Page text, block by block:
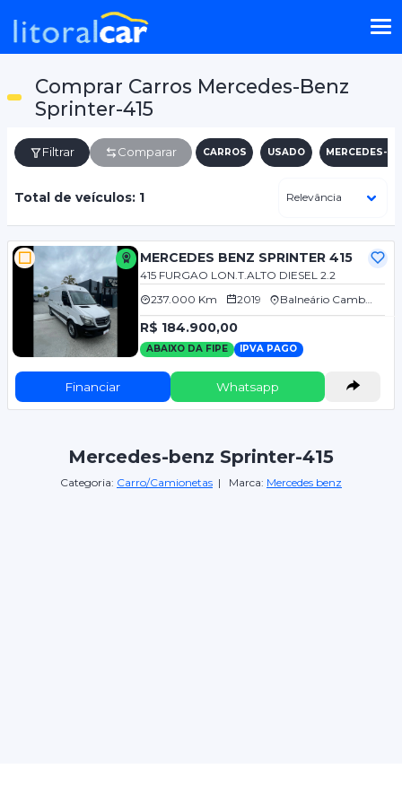
Comprar Carros Mercedes-Benz
Sprinter-415
Filtrar Comparar CARROS USADO MERCEDES-
Total de veículos: 1
MERCEDES BENZ SPRINTER 415
415 FURGAO LON.T.ALTO DIESEL 2.2
237.000 Km
2019 Balneário Camboriú/SC
R$ 184.900,00
ABAIXO DA FIPE IPVA PAGO
Financiar Whatsapp
Mercedes-benz Sprinter-415
Categoria: Carro/Camionetas | Marca: Mercedes benz